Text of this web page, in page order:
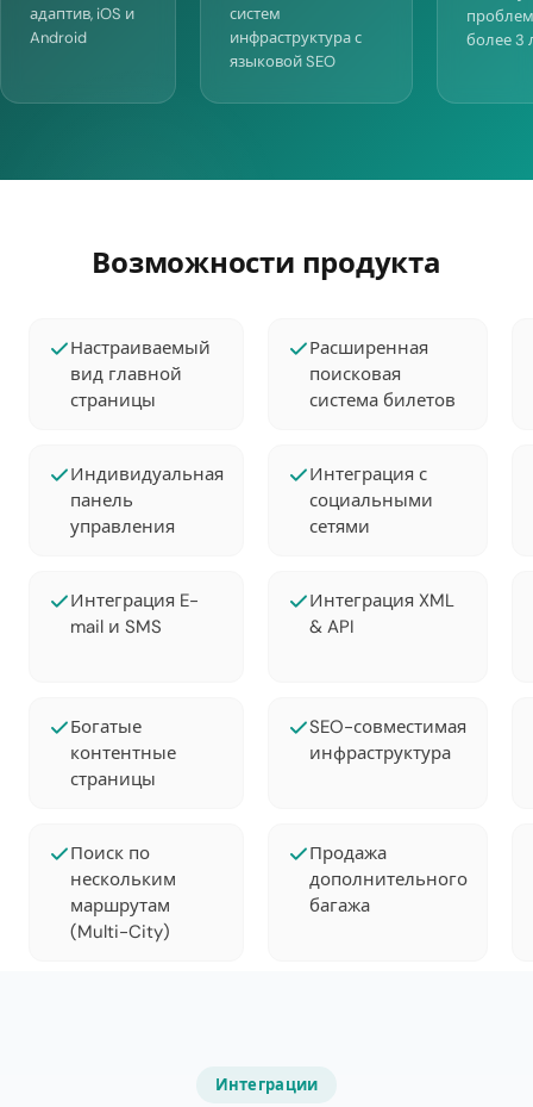
адаптив, iOS и
Android
систем
инфраструктура с
языковой SEO
более 3
Возможности продукта
Настраиваемый
вид главной
страницы
Расширенная
поисковая
система билетов
Индивидуальная
панель
управления
Интеграция с
социальными
сетями
Интеграция E-
mail и SMS
Интеграция XML
& API
Богатые
контентные
страницы
SEO-совместимая
инфраструктура
Поиск по
нескольким
маршрутам
(Multi-City)
Продажа
дополнительного
багажа
Интеграции